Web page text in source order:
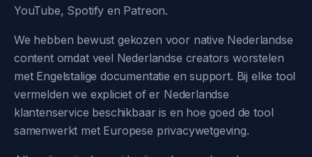
YouTube, Spotify en Patreon.
We hebben bewust gekozen voor native Nederlandse
content omdat veel Nederlandse creators worstelen
met Engelstalige documentatie en support. Bij elke tool
vermelden we expliciet of er Nederlandse
klantenservice beschikbaar is en hoe goed de tool
samenwerkt met Europese privacywetgeving.